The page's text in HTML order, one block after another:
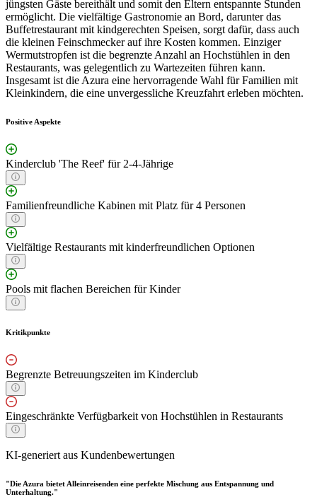
jüngsten Gäste bereithält und somit den Eltern entspannte Stunden
ermöglicht. Die vielfältige Gastronomie an Bord, darunter das
Buffetrestaurant mit kindgerechten Speisen, sorgt dafür, dass auch
die kleinen Feinschmecker auf ihre Kosten kommen. Einziger
Wermutstropfen ist die begrenzte Anzahl an Hochstühlen in den
Restaurants, was gelegentlich zu Wartezeiten führen kann.
Insgesamt ist die Azura eine hervorragende Wahl für Familien mit
Kleinkindern, die eine unvergessliche Kreuzfahrt erleben möchten.
Positive Aspekte
Kinderclub 'The Reef' für 2-4-Jährige
Familienfreundliche Kabinen mit Platz für 4 Personen
Vielfältige Restaurants mit kinderfreundlichen Optionen
Pools mit flachen Bereichen für Kinder
Kritikpunkte
Begrenzte Betreuungszeiten im Kinderclub
Eingeschränkte Verfügbarkeit von Hochstühlen in Restaurants
KI-generiert aus Kundenbewertungen
"Die Azura bietet Alleinreisenden eine perfekte Mischung aus Entspannung und
Unterhaltung."